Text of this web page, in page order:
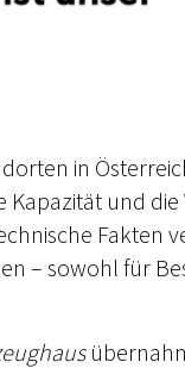
in
und
Fakten
– sowohl für